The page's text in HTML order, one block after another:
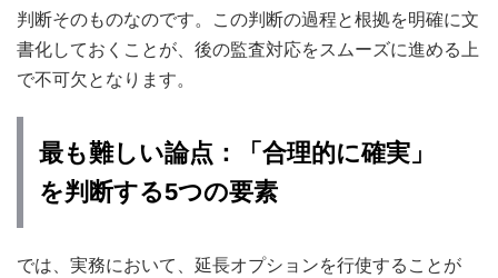
判断そのものなのです。この判断の過程と根拠を明確に文
書化しておくことが、後の監査対応をスムーズに進める上
で不可欠となります。
最も難しい論点：「合理的に確実」
を判断する5つの要素
では、実務において、延長オプションを行使することが